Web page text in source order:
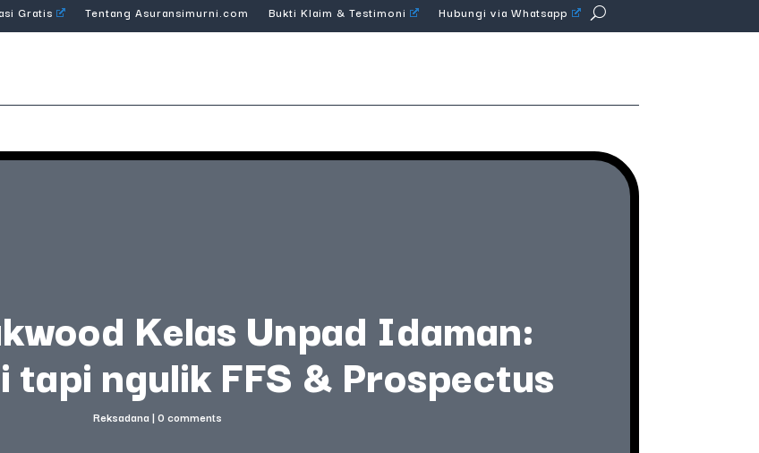
Gratis Tentang Asuransimurni.com Bukti Klaim & Testimoni Hubungi via Whatsapp
Kelas Unpad Idaman:
tapi ngulik FFS & Prospectus
Reksadana | 0 comments